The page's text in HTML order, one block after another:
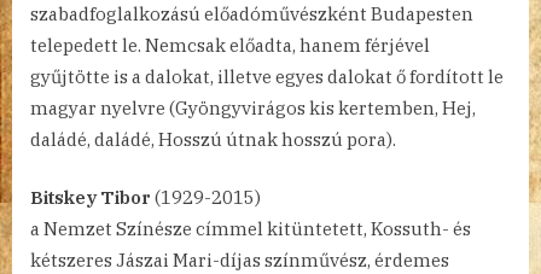
szabadfoglalkozású előadóművészként Budapesten
telepedett le. Nemcsak előadta, hanem férjével
gyűjtötte is a dalokat, illetve egyes dalokat ő fordított le
magyar nyelvre (Gyöngyvirágos kis kertemben, Hej,
daládé, daládé, Hosszú útnak hosszú pora).
Bitskey Tibor (1929-2015)
a Nemzet Színésze címmel kitüntetett, Kossuth- és
kétszeres Jászai Mari-díjas színművész, érdemes